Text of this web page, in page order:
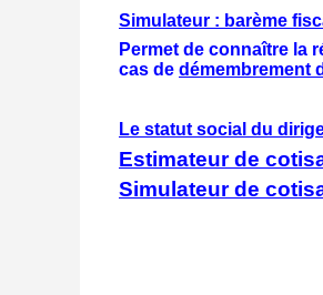
Simulateur : barème
Permet de connaître la
cas de démembrement
Le statut social du
Estimateur de
Simulateur de